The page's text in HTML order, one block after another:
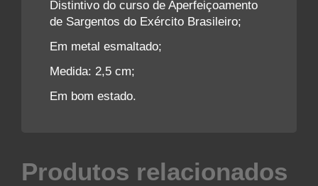
Distintivo do curso de Aperfeiçoamento
de Sargentos do Exército Brasileiro;
Em metal esmaltado;
Medida: 2,5 cm;
Em bom estado.
Produtos relacionados